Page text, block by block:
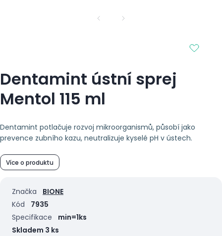
Dentamint ústní sprej
Mentol 115 ml
Dentamint potlačuje rozvoj mikroorganismů, působí jako
prevence zubního kazu, neutralizuje kyselé pH v ústech.
Více o produktu
Značka
BIONE
Kód
7935
Specifikace
min=1ks
Skladem 3 ks